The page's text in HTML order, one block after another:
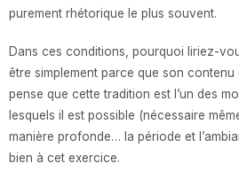
purement rhétorique le plus souvent.
Dans ces conditions, pourquoi liriez-
être simplement parce que son contenu
pense que cette tradition est l’un des
lesquels il est possible (nécessaire
manière profonde… la période et
bien à cet exercice.